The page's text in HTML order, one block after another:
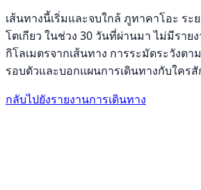
เส้นทางนี้เริ่มและจบใกล้ ภูทาคาโอะ ระ
โตเกียว ในช่วง 30 วันที่ผ่านมา ไม่มีราย
กิโลเมตรจากเส้นทาง การระมัดระวังตา
รอบตัวและบอกแผนการเดินทางกับใคร
กลับไปยังรายงานการเดินทาง